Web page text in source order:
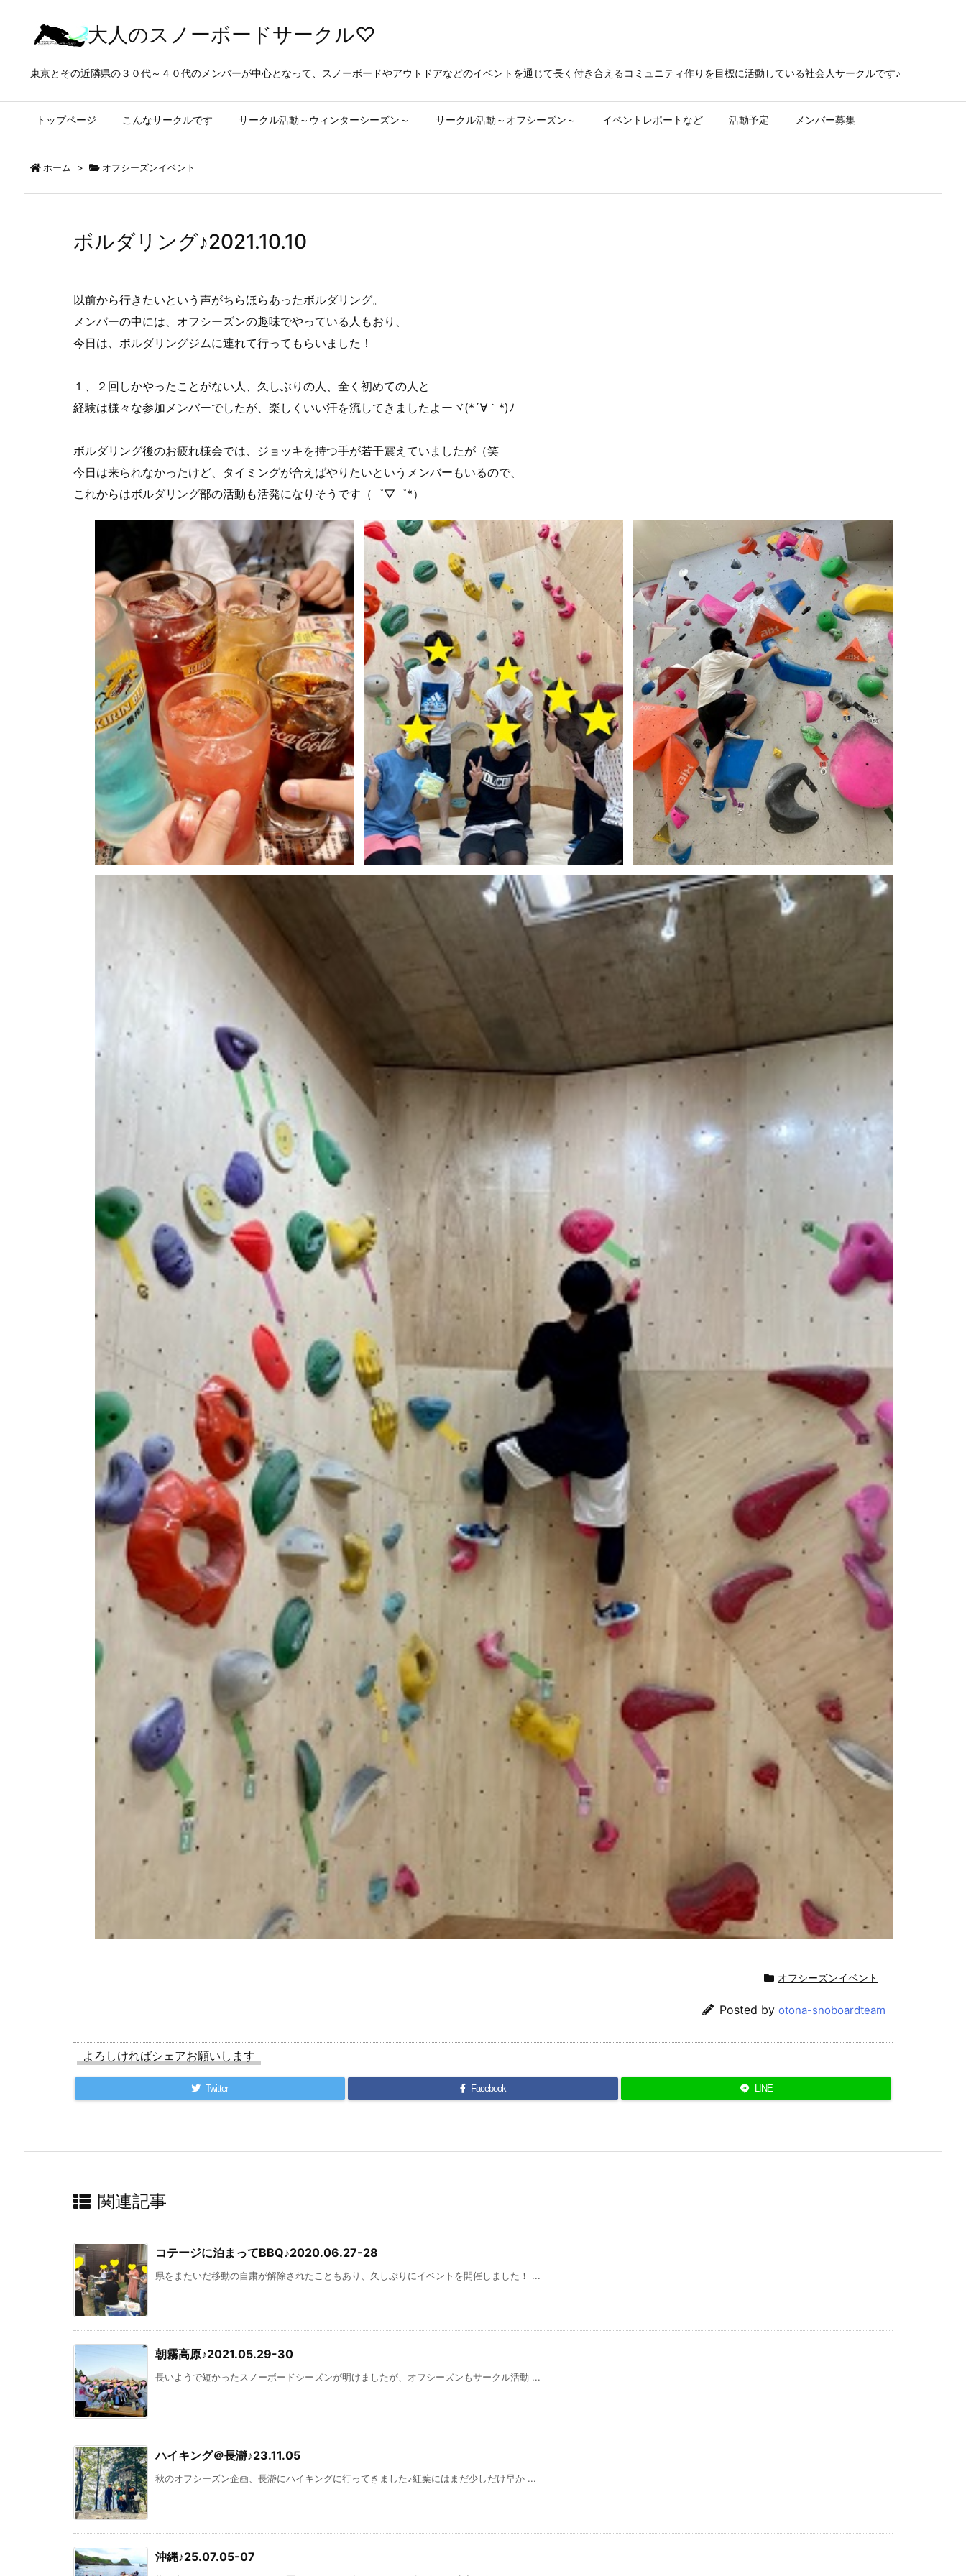
大人のスノーボードサークル♡
東京とその近隣県の３０代～４０代のメンバーが中心となって、スノーボードやアウトドアなどのイベントを通じて長く付き合えるコミュニティ作りを目標に活動している社会人サークルです♪
トップページ こんなサークルです サークル活動～ウィンターシーズン～ サークル活動～オフシーズン～ イベントレポートなど 活動予定 メンバー募集
ホーム > オフシーズンイベント
ボルダリング♪2021.10.10
以前から行きたいという声がちらほらあったボルダリング。
メンバーの中には、オフシーズンの趣味でやっている人もおり、
今日は、ボルダリングジムに連れて行ってもらいました！
１、２回しかやったことがない人、久しぶりの人、全く初めての人と
経験は様々な参加メンバーでしたが、楽しくいい汗を流してきましたよーヾ(*´∀｀*)ﾉ
ボルダリング後のお疲れ様会では、ジョッキを持つ手が若干震えていましたが（笑
今日は来られなかったけど、タイミングが合えばやりたいというメンバーもいるので、
これからはボルダリング部の活動も活発になりそうです（゜▽゜*）
オフシーズンイベント
Posted by otona-snoboardteam
よろしければシェアお願いします
Twitter Facebook LINE
関連記事
コテージに泊まってBBQ♪2020.06.27-28
県をまたいだ移動の自粛が解除されたこともあり、久しぶりにイベントを開催しました！ ...
朝霧高原♪2021.05.29-30
長いようで短かったスノーボードシーズンが明けましたが、オフシーズンもサークル活動 ...
ハイキング＠長瀞♪23.11.05
秋のオフシーズン企画、長瀞にハイキングに行ってきました♪紅葉にはまだ少しだけ早か ...
沖縄♪25.07.05-07